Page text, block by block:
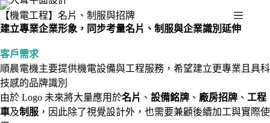
【機電工程】名片、制服與招牌
建立專業企業形象，同步考量名片、制服與企業識別延伸
客戶需求
順晨電機主要提供機電設備與工程服務，希望建立更專業且具科
技感的品牌識別
由於 Logo 未來將大量應用於名片 、 設備銘牌 、 廠房招牌 、 工程
車及制服 ，因此除了視覺設計外，也需要兼顧後續加工與實際使